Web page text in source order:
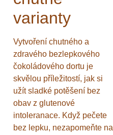
varianty
Vytvoření chutného a
zdravého bezlepkového
čokoládového dortu je
skvělou příležitostí, jak si
užít sladké potěšení bez
obav z glutenové
intoleranace. Když pečete
bez lepku, nezapomeňte na